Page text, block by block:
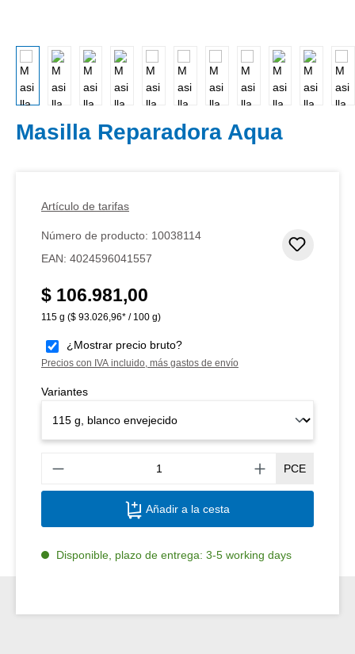
Masilla Reparadora Aqua
Artículo de tarifas
Número de producto: 10038114
EAN: 4024596041557
Precio normal:
$ 106.981,00
115 g ($ 93.026,96* / 100 g)
¿Mostrar precio bruto?
Precios con IVA incluido, más gastos de envío
Variantes
PCE
Añadir a la cesta
Disponible, plazo de entrega: 3-5 working days